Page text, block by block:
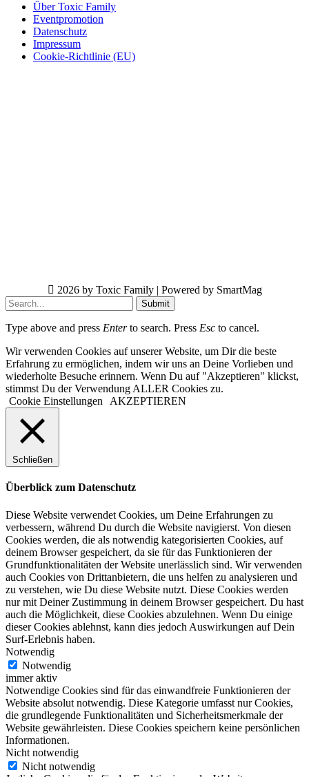
Über Toxic Family
Eventpromotion
Datenschutz
Impressum
Cookie-Richtlinie (EU)
2026 by Toxic Family | Powered by SmartMag
Submit
Type above and press Enterto search. Press Esc to cancel.
Wir verwenden Cookies auf unserer Website, um Dir die beste
Erfahrung zu ermöglichen, indem wir uns an Deine Vorlieben und
wiederholte Besuche erinnern. Wenn Du auf "Akzeptieren" klickst,
stimmst Du der Verwendung ALLER Cookies zu.
Cookie Einstellungen
AKZEPTIEREN
Schließen
Überblick zum Datenschutz
Diese Website verwendet Cookies, um Deine Erfahrungen zu
verbessern, während Du durch die Website navigierst. Von diesen
Cookies werden, die als notwendig kategorisierten Cookies, auf
deinem Browser gespeichert, da sie für das Funktionieren der
Grundfunktionalitäten der Website unerlässlich sind. Wir verwenden
auch Cookies von Drittanbietern, die uns helfen zu analysieren und
zu verstehen, wie Du diese Website nutzt. Diese Cookies werden
nur mit Deiner Zustimmung in deinem Browser gespeichert. Du hast
auch die Möglichkeit, diese Cookies abzulehnen. Wenn Du einige
dieser Cookies ablehnst, kann dies jedoch Auswirkungen auf Dein
Surf-Erlebnis haben.
Notwendig
Notwendig
immer aktiv
Notwendige Cookies sind für das einwandfreie Funktionieren der
Website absolut notwendig. Diese Kategorie umfasst nur Cookies,
die grundlegende Funktionalitäten und Sicherheitsmerkmale der
Website gewährleisten. Diese Cookies speichern keine persönlichen
Informationen.
Nicht notwendig
Nicht notwendig